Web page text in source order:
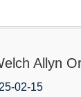
Allyn
រូវ02-15